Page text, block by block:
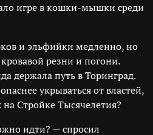
игре в кошки-мышки среди
и эльфийки медленно, но
резни и погони.
держала путь в Торинград.
укрываться от властей,
Стройке Тысячелетия?
идти? — спросил